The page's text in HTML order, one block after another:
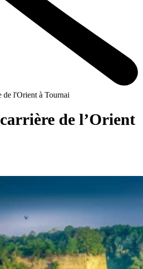
de l'Orient à Tournai
de l’Orient